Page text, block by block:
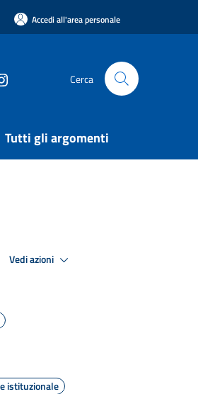
Accedi all'area personale
Cerca
Tutti gli argomenti
Vedi azioni
istituzionale